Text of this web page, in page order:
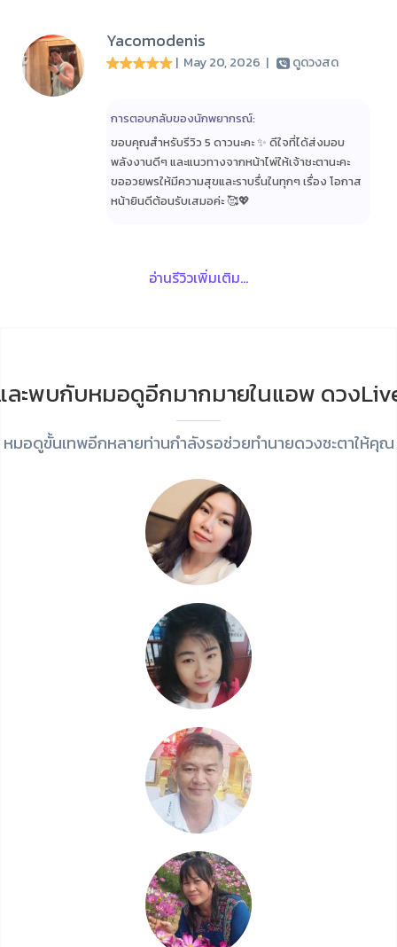
Yacomodenis
| May 20, 2026 | ดูดวงสด
การตอบกลับของนักพยากรณ์:
ขอบคุณสำหรับรีวิว 5 ดาวนะคะ ✨ ดีใจที่ได้ส่งมอบ
พลังงานดีๆ และแนวทางจากหน้าไพ่ให้เจ้าชะตานะคะ
ขออวยพรให้มีความสุขและราบรื่นในทุกๆ เรื่อง โอกาส
หน้ายินดีต้อนรับเสมอค่ะ 🥰💖
อ่านรีวิวเพิ่มเติม...
ละพบกับหมอดูอีกมากมายในแอพ ดวง
หมอดูขั้นเทพอีกหลายท่านกำลังรอช่วยทำนายดวงชะตาให้คุณ